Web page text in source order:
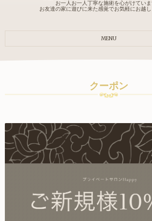
お一人お一人丁寧な施術を心がけていま
お友達の家に遊びに来た感覚でお気軽にお越し
MENU
クーポン